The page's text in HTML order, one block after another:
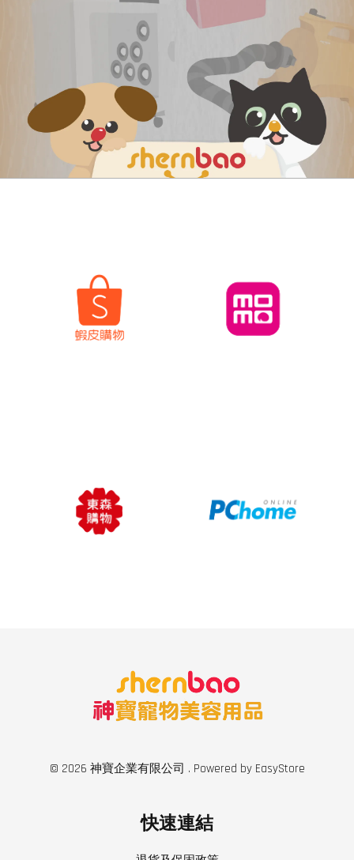
© 2026 神寶企業有限公司 . Powered by EasyStore
快速連結